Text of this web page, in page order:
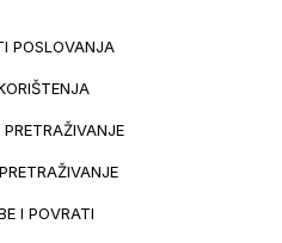
POSLOVANJA
I POVRATI